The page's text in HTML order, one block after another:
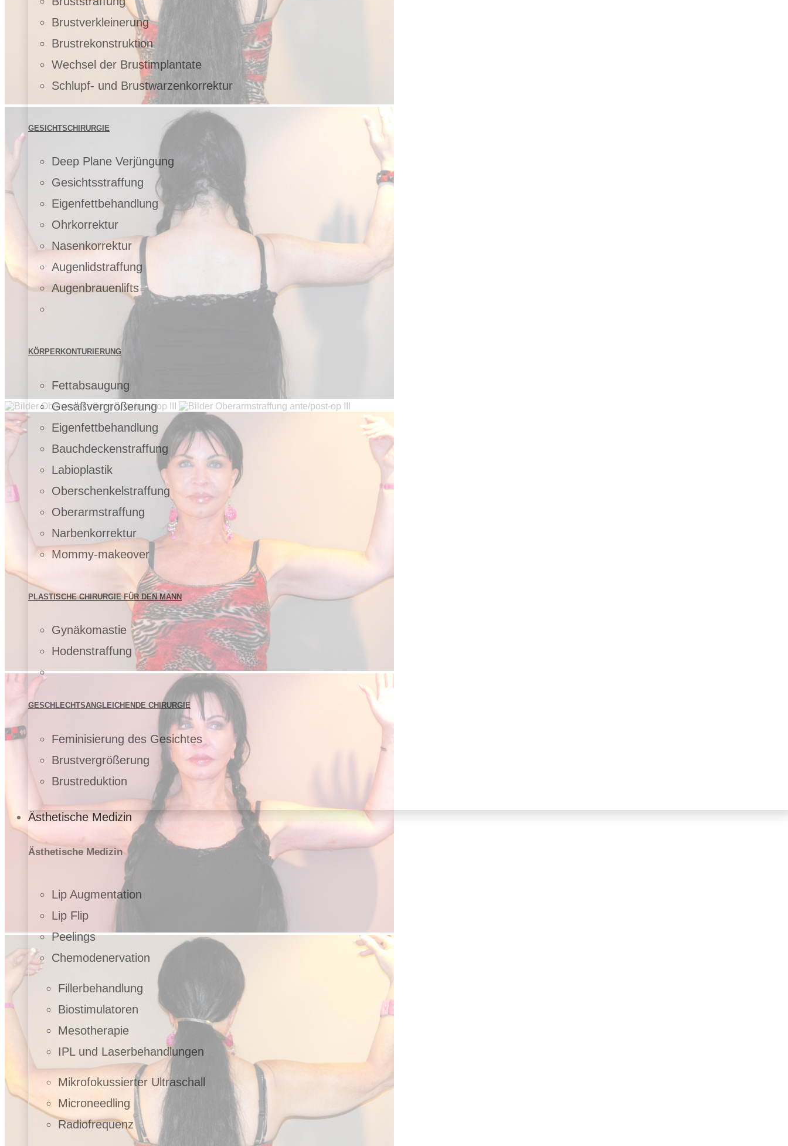
Brustverkleinerung
Brustrekonstruktion
Wechsel der Brustimplantate
Schlupf- und Brustwarzenkorrektur
GESICHTSCHIRURGIE
Deep Plane Verjüngung
Gesichtsstraffung
Eigenfettbehandlung
Ohrkorrektur
Nasenkorrektur
Augenlidstraffung
Augenbrauenlifts
KÖRPERKONTURIERUNG
Fettabsaugung
Gesäßvergrößerung
Eigenfettbehandlung
Bauchdeckenstraffung
Labioplastik
Oberschenkelstraffung
Oberarmstraffung
Narbenkorrektur
Mommy-makeover
PLASTISCHE CHIRURGIE FÜR DEN MANN
Gynäkomastie
Hodenstraffung
GESCHLECHTSANGLEICHENDE CHIRURGIE
Feminisierung des Gesichtes
Brustvergrößerung
Brustreduktion
Ästhetische Medizin
Ästhetische Medizin
Lip Augmentation
Lip Flip
Peelings
Chemodenervation
Fillerbehandlung
Biostimulatoren
Mesotherapie
IPL und Laserbehandlungen
Mikrofokussierter Ultraschall
Microneedling
Radiofrequenz